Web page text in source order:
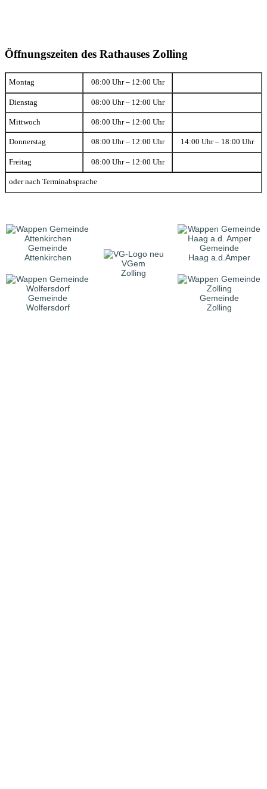
Öffnungszeiten des Rathauses Zolling
Montag 08:00 Uhr – 12:00 Uhr
Dienstag 08:00 Uhr – 12:00 Uhr
Mittwoch 08:00 Uhr – 12:00 Uhr
Donnerstag 08:00 Uhr – 12:00 Uhr 14:00 Uhr – 18:00 Uhr
Freitag 08:00 Uhr – 12:00 Uhr
oder nach Terminabsprache
Gemeinde
Attenkirchen
VGem
Zolling
Gemeinde
Haag a.d.Amper
Gemeinde
Wolfersdorf
Gemeinde
Zolling